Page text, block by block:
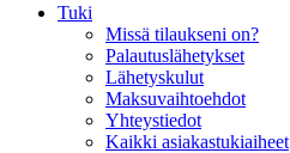
Tuki
Missä tilaukseni on?
Palautuslähetykset
Lähetyskulut
Maksuvaihtoehdot
Yhteystiedot
Kaikki asiakastukiaiheet